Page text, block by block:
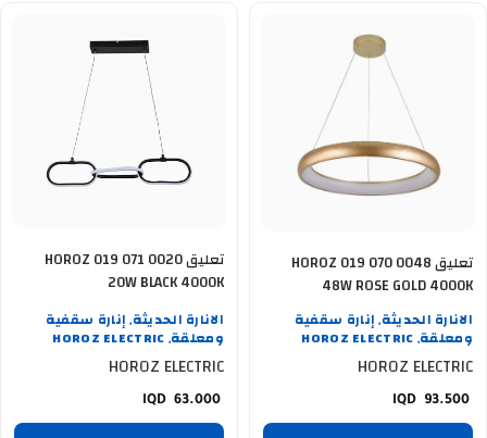
تعليق HOROZ 019 070 0048
48W ROSE GOLD 4000K
الانارة الحديثة, إنارة سقفية
ومعلقة,
HOROZ ELECTRIC
HOROZ ELECTRIC
93.500
تعليق HOROZ 019 071 0020
20W BLACK 4000K
الانارة الحديثة, إنارة سقفية
ومعلقة,
HOROZ ELECTRIC
HOROZ ELECTRIC
63.000